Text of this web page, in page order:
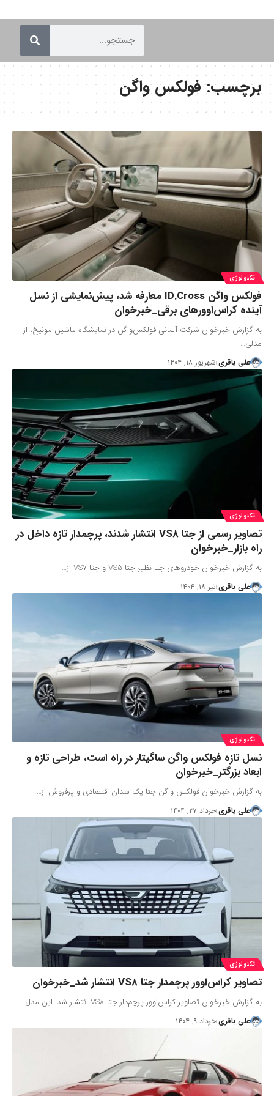
برچسب:فولکس واگن
تکنولوژی
فولکس واگن ID.Cross معارفه شد، پیش‌نمایشی از نسل
آینده کراس‌اوورهای برقی_خبرخوان
به گزارش خبرخوان شرکت آلمانی فولکس‌واگن در نمایشگاه ماشین مونیخ، از
مدلی…
علی باقری شهریور ۱۸, ۱۴۰۴
تکنولوژی
تصاویر رسمی از جتا VS۸ انتشار شدند، پرچمدار تازه داخل در
راه بازار_خبرخوان
به گزارش خبرخوان خودروهای جتا نظیر جتا VS5 و جتا VS7 از…
علی باقری تیر ۱۸, ۱۴۰۴
تکنولوژی
نسل تازه فولکس واگن ساگیتار در راه است، طراحی تازه و
ابعاد بزرگتر_خبرخوان
به گزارش خبرخوان فولکس واگن جتا یک سدان اقتصادی و پرفروش از…
علی باقری خرداد ۲۷, ۱۴۰۴
تکنولوژی
تصاویر کراس‌اوور پرچمدار جتا VS۸ انتشار شد_خبرخوان
به گزارش خبرخوان تصاویر کراس‌اوور پرچم‌دار جتا VS8 انتشار شد. این مدل…
علی باقری خرداد ۹, ۱۴۰۴